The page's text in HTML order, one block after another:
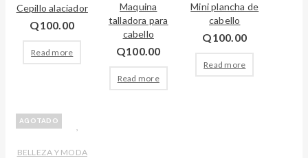
Cepillo alaciador
Q100.00
Read more
Maquina
talladora para
cabello
Q100.00
Read more
Mini plancha de
cabello
Q100.00
Read more
AGOTADO
BELLEZA Y MODA